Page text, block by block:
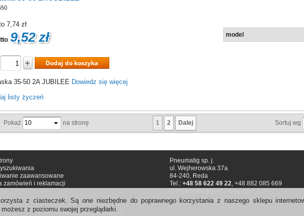
7,74 zł
9,52 zł
+ Dodaj do koszyka
35-50 2A JUBILEE Dowiedz się więcej
listy życzeń
model
Pokaż na stronę 1 2 Dalej Sortuj wg
zaawansowane
zamówień i reklamacji
Pneumatig sp. j.
ul. Wejherowska 37a
84-240,
Reda
Tel.: +48 58 622 49 22 +48 882 085 669
© 2017 Pneumatig. All Rights Reserved.
z ciasteczek. Są one niezbędne do poprawnego korzystania z naszego sklepu
z poziomu swojej przeglądarki.